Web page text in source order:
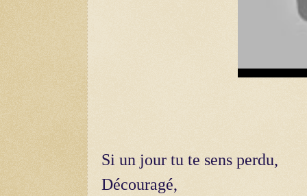
Si un jour tu te sens perdu,
Découragé,